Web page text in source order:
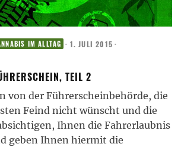
IM ALLTAG · 1. JULI 2015 ·
TEIL 2
von der Führerscheinbehörde, die
Feind nicht wünscht und die
Ihnen die Fahrerlaubnis
geben Ihnen hiermit die